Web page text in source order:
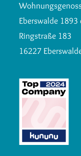
Eberswalde 1893
Ringstraße 183
16227